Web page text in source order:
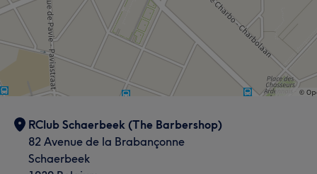
RClub Schaerbeek (The Barbershop)
82 Avenue de la Brabançonne
Schaerbeek